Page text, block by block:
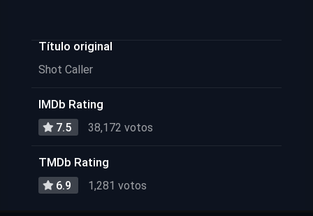
Título original
Shot Caller
IMDb Rating
7.5 38,172 votos
TMDb Rating
6.9 1,281 votos